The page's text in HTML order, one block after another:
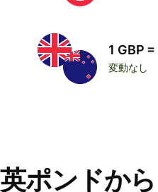
1 GBP
変動なし
英ポンドか